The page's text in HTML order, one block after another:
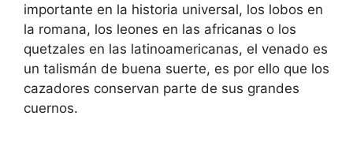
importante en la historia universal, los lobos en
la romana, los leones en las africanas o los
quetzales en las latinoamericanas, el venado es
un talismán de buena suerte, es por ello que los
cazadores conservan parte de sus grandes
cuernos.